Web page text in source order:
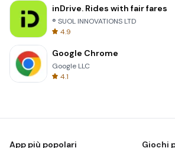
inDrive. Rides with fair fares
® SUOL INNOVATIONS LTD
4.9
Google Chrome
Google LLC
4.1
App più popolari Giochi